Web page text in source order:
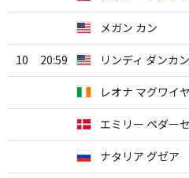
メガン カン
10 20:59 リンディ ダンカン
レオナ マグワイ
エミリー ペダー
ナタリア グゼア